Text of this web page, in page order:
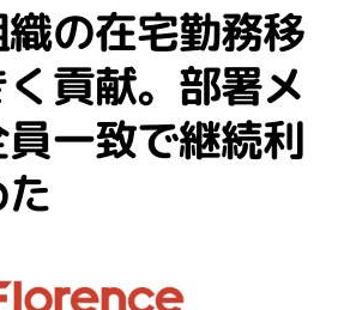
の在宅勤務移
貢献。部署メ
一致で継続利